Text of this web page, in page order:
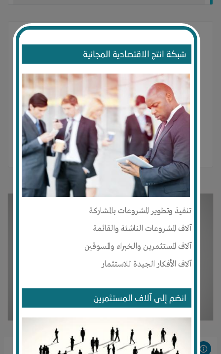
شبكة انتج الاقتصادية المجانية
تنفيذ وتطوير المشروعات بالمشاركة
آلاف المشروعات الناشئة والقائمة
آلاف المستثمرين والخبراء والمسوقين
آلاف الأفكار الجيدة للاستثمار
انضم إلى آلاف المستثمرين
VE.AI لم ينشر أي منشور بعد.
مشروعات مرتبطة